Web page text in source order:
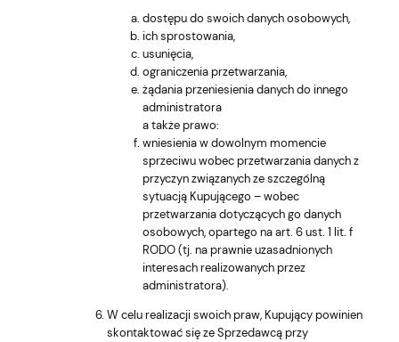
dostępu do swoich danych osobowych,
ich sprostowania,
usunięcia,
ograniczenia przetwarzania,
żądania przeniesienia danych do innego
administratora
a także prawo:
wniesienia w dowolnym momencie
sprzeciwu wobec przetwarzania danych z
przyczyn związanych ze szczególną
sytuacją Kupującego – wobec
przetwarzania dotyczących go danych
osobowych, opartego na art. 6 ust. 1 lit. f
RODO (tj. na prawnie uzasadnionych
interesach realizowanych przez
administratora).
W celu realizacji swoich praw, Kupujący powinien
skontaktować się ze Sprzedawcą przy